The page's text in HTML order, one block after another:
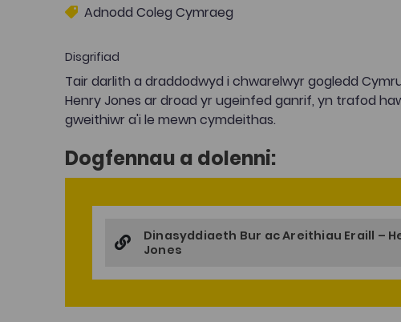
Adnodd Coleg Cymraeg
Disgrifiad
Tair darlith a draddodwyd i chwarelwyr gogledd
Henry Jones ar droad yr ugeinfed ganrif, yn trafod
gweithiwr a'i le mewn cymdeithas.
Dogfennau a dolenni:
Dinasyddiaeth Bur ac Areithiau Eraill –
Jones